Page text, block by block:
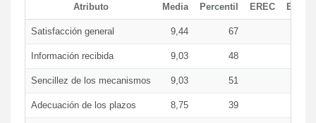
Atributo Media Percentil EREC
Satisfacción general 9,44 67
Información recibida 9,03 48
Sencillez de los mecanismos 9,03 51
Adecuación de los plazos 8,75 39